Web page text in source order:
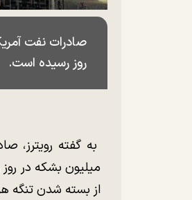
روز رسیده است.
میلیون بشکه در
از بسته شدن تنگه